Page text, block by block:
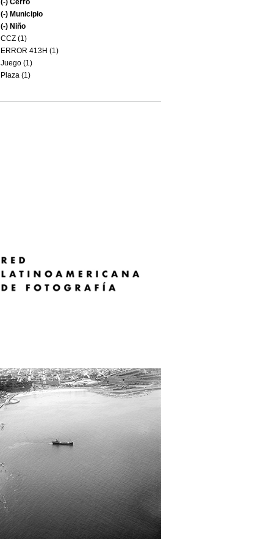
(-) Cerro
(-) Municipio
(-) Niño
CCZ (1)
ERROR 413H (1)
Juego (1)
Plaza (1)